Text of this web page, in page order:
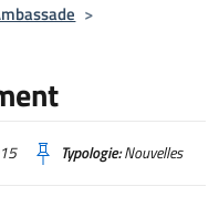
>
Typologie:Nouvelles